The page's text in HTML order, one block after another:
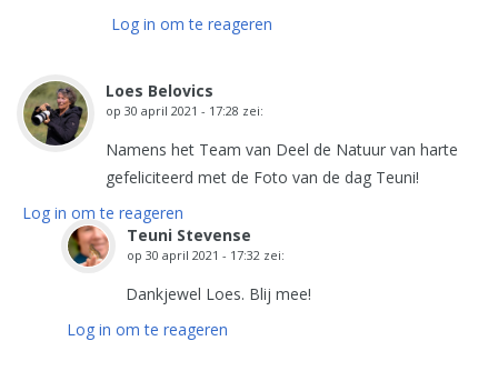
Log in om te reageren
Loes Belovics
op 30 april 2021 - 17:28 zei:
Namens het Team van Deel de Natuur van harte
gefeliciteerd met de Foto van de dag Teuni!
Log in om te reageren
Teuni Stevense
op 30 april 2021 - 17:32 zei:
Dankjewel Loes. Blij mee!
Log in om te reageren